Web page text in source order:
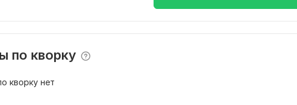
по кворку
кворку нет